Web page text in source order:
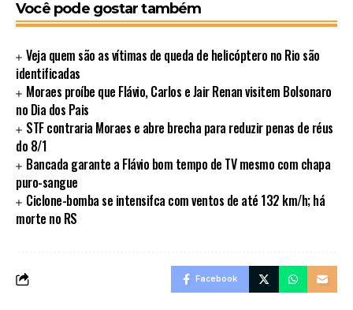
Você pode gostar também
Veja quem são as vítimas de queda de helicóptero no Rio são
identificadas
Moraes proíbe que Flávio, Carlos e Jair Renan visitem Bolsonaro
no Dia dos Pais
STF contraria Moraes e abre brecha para reduzir penas de réus
do 8/1
Bancada garante a Flávio bom tempo de TV mesmo com chapa
puro-sangue
Ciclone-bomba se intensifca com ventos de até 132 km/h; há
morte no RS
Facebook